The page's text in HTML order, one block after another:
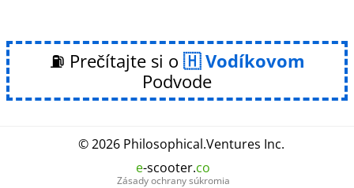
⛽ Prečítajte si o
Vodíkovom
Podvode
© 2026 Philosophical.Ventures Inc.
e-scooter.co
Zásady ochrany súkromia